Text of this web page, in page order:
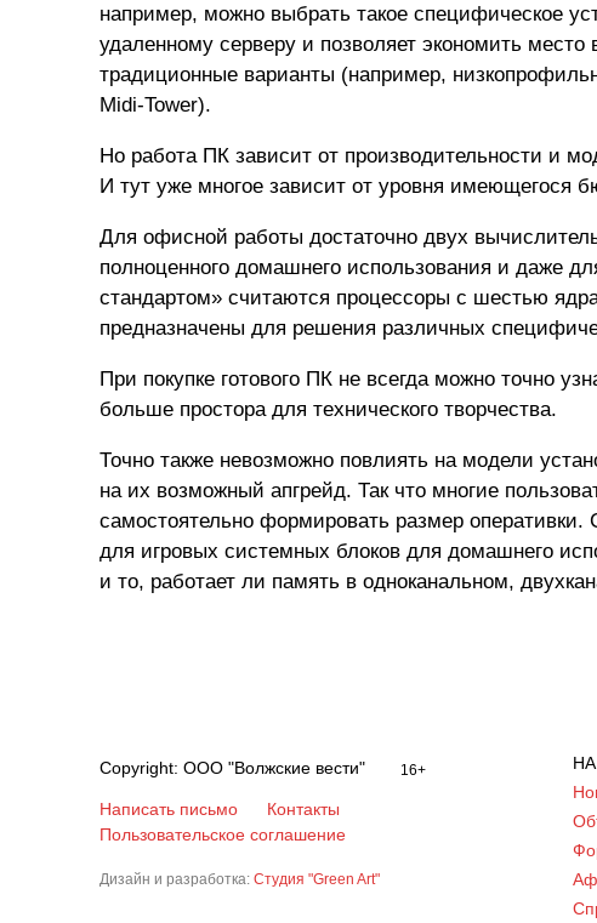
например, можно выбрать такое специфическое
удаленному серверу и позволяет экономить
традиционные варианты (например,
Midi-Tower).
Но работа ПК зависит от производительности и
И тут уже многое зависит от уровня имеющегося
Для офисной работы достаточно двух
полноценного домашнего использования и даже
стандартом» считаются процессоры с шестью
предназначены для решения различных
При покупке готового ПК не всегда можно точно
больше простора для технического творчества.
Точно также невозможно повлиять на модели
на их возможный апгрейд. Так что многие
самостоятельно формировать размер
для игровых системных блоков для домашнего
и то, работает ли память в одноканальном,
Copyright: ООО "Волжские вести" 16+
Написать письмо
Контакты
Пользовательское соглашение
Дизайн и разработка: Студия "Green Art"